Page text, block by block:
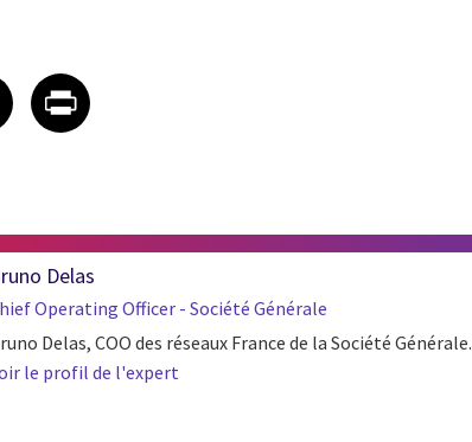
Xon Facebook
article on Email
Email
Share article on Print
Delas
Operating Officer - Société Générale
Delas, COO des réseaux France de la Société Générale.
le profil de l'expert